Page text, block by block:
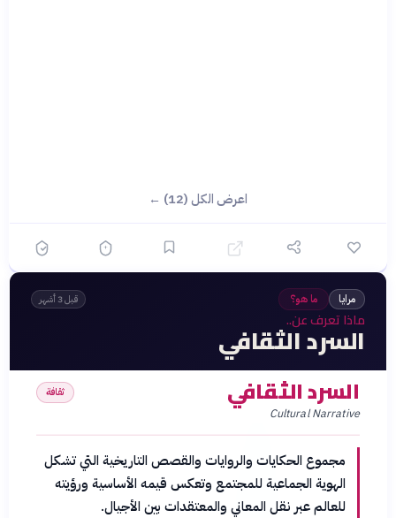
اعرض الكل (12) ←
مرايا ما هو؟ قبل 3 أشهر
ماذا تعرف عن..
السرد الثقافي
السرد الثقافي
Cultural Narrative
ثقافة
مجموع الحكايات والروايات والقصص التاريخية التي تشكل
الهوية الجماعية للمجتمع وتعكس قيمه الأساسية ورؤيته
للعالم عبر نقل المعاني والمعتقدات بين الأجيال.